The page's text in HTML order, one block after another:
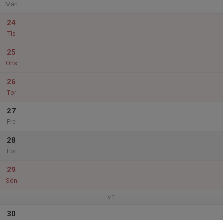
Mån
24
Tis
25
Ons
26
Tor
27
Fre
28
Lör
29
Sön
v.1
30